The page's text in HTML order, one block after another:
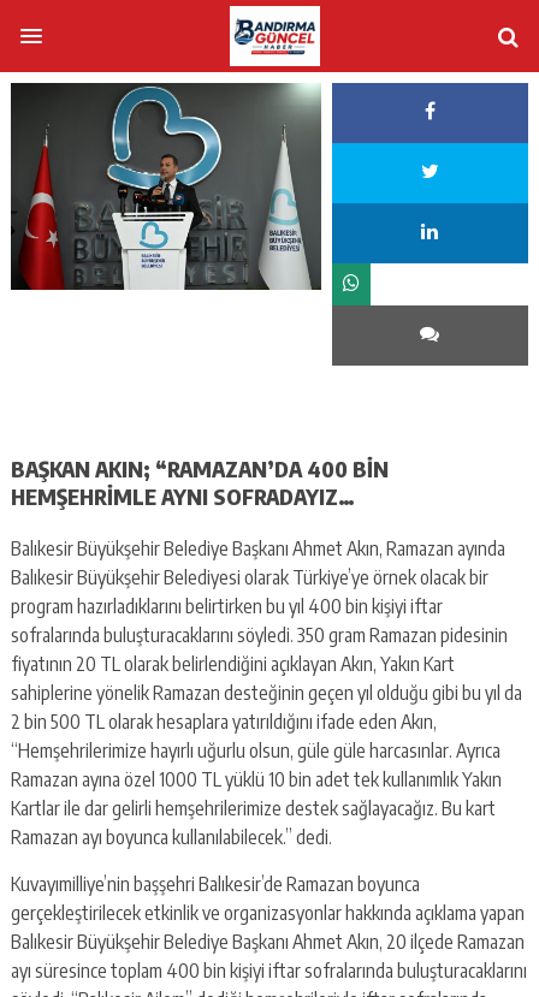
BAŞKAN AKIN; “RAMAZAN’DA 400 BİN
HEMŞEHRİMLE AYNI SOFRADAYIZ…
Balıkesir Büyükşehir Belediye Başkanı Ahmet Akın, Ramazan ayında
Balıkesir Büyükşehir Belediyesi olarak Türkiye’ye örnek olacak bir
program hazırladıklarını belirtirken bu yıl 400 bin kişiyi iftar
sofralarında buluşturacaklarını söyledi. 350 gram Ramazan pidesinin
fiyatının 20 TL olarak belirlendiğini açıklayan Akın, Yakın Kart
sahiplerine yönelik Ramazan desteğinin geçen yıl olduğu gibi bu yıl da
2 bin 500 TL olarak hesaplara yatırıldığını ifade eden Akın,
“Hemşehrilerimize hayırlı uğurlu olsun, güle güle harcasınlar. Ayrıca
Ramazan ayına özel 1000 TL yüklü 10 bin adet tek kullanımlık Yakın
Kartlar ile dar gelirli hemşehrilerimize destek sağlayacağız. Bu kart
Ramazan ayı boyunca kullanılabilecek.” dedi.
Kuvayımilliye’nin başşehri Balıkesir’de Ramazan boyunca
gerçekleştirilecek etkinlik ve organizasyonlar hakkında açıklama yapan
Balıkesir Büyükşehir Belediye Başkanı Ahmet Akın, 20 ilçede Ramazan
ayı süresince toplam 400 bin kişiyi iftar sofralarında buluşturacaklarını